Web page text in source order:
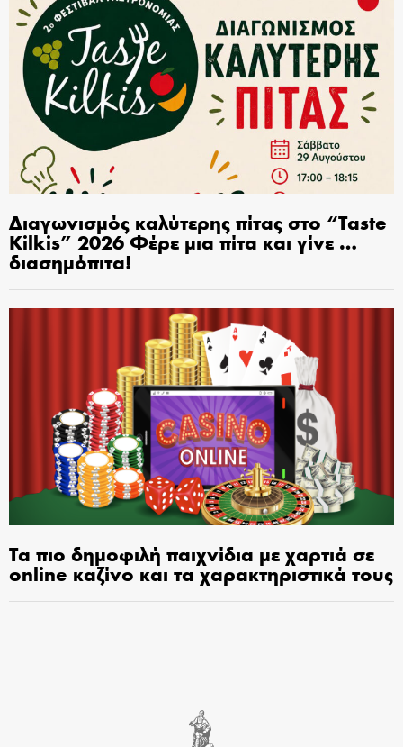
Διαγωνισμός καλύτερης πίτας στο “Taste
Kilkis” 2026 Φέρε μια πίτα και γίνε …
διασημόπιτα!
Τα πιο δημοφιλή παιχνίδια με χαρτιά σε
online καζίνο και τα χαρακτηριστικά τους